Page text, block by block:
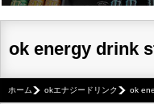
ok energy drink
ホーム okエナジードリンク ok